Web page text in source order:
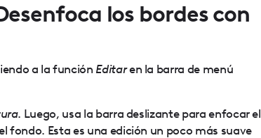
los bordes con
a la función Editaren la barra de menú
. Luego, usa la barra deslizante para enfocar el
fondo. Esta es una edición un poco más suave